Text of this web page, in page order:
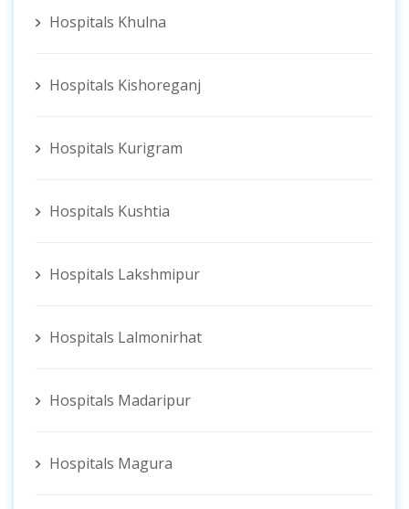
Hospitals Khulna
Hospitals Kishoreganj
Hospitals Kurigram
Hospitals Kushtia
Hospitals Lakshmipur
Hospitals Lalmonirhat
Hospitals Madaripur
Hospitals Magura